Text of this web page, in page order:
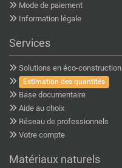
Mode de paiement
Information légale
Services
Solutions en éco-construction
Estimation des quantités
Base documentaire
Aide au choix
Réseau de professionnels
Votre compte
Matériaux naturels